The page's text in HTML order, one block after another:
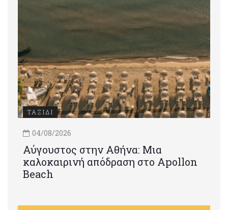
ΤΑΞΙΔΙ
04/08/2026
Αύγουστος στην Αθήνα: Μια
καλοκαιρινή απόδραση στο Apollon
Beach